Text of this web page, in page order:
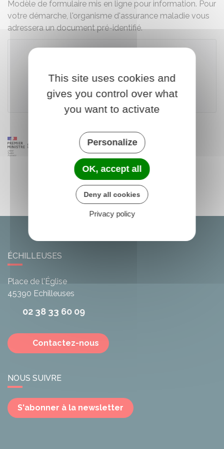
Modèle de formulaire mis en ligne pour information. Pour
votre démarche, l'organisme d'assurance maladie vous
adressera un document pré-identifié.
Caisse nationale d'assurance maladie (Cnam)
ÉCHILLEUSES
Place de l'Église
45390 Echilleuses
02 38 33 60 09
Contactez-nous
NOUS SUIVRE
S'abonner à la newsletter
This site uses cookies and
gives you control over what
you want to activate
Personalize
OK, accept all
Deny all cookies
Privacy policy